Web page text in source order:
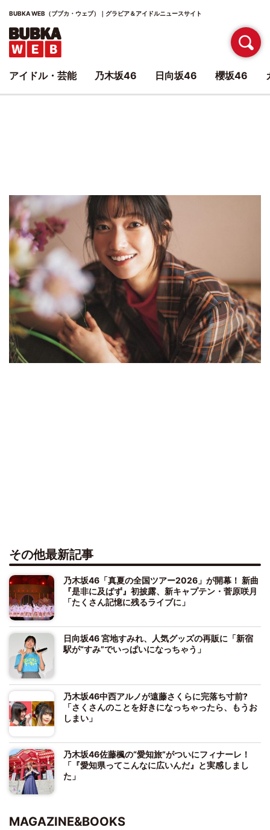
BUBKA WEB（ブブカ・ウェブ）｜グラビア＆アイドルニュースサイト
その他最新記事
乃木坂46「真夏の全国ツアー2026」が開幕！ 新曲
『是非に及ばず』初披露、新キャプテン・菅原咲月
「たくさん記憶に残るライブに」
日向坂46 宮地すみれ、人気グッズの再販に「新宿
駅が“すみ”でいっぱいになっちゃう」
乃木坂46中西アルノが遠藤さくらに完落ち寸前?
「さくさんのことを好きになっちゃったら、もうお
しまい」
乃木坂46佐藤楓の“愛知旅”がついにフィナーレ！
「『愛知県ってこんなに広いんだ』と実感しまし
た」
MAGAZINE&BOOKS
アイドル・芸能 乃木坂46 日向坂46 櫻坂46